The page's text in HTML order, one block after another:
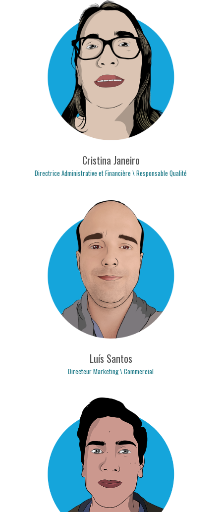
carlos.fernandes@logicpulse.com
cristina.janeiro@logicpulse.com
Cristina Janeiro
Directrice Administrative et Financière \ Responsable Qualité
luis.santos@logicpulse.com
Luís Santos
Directeur Marketing \ Commercial